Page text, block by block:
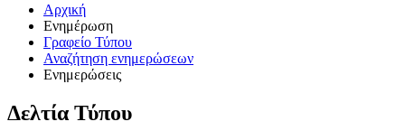
Αρχική
Ενημέρωση
Γραφείο Τύπου
Αναζήτηση ενημερώσεων
Ενημερώσεις
Δελτία Τύπου